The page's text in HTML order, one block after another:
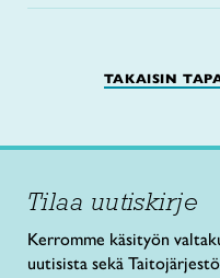
TAKAISIN
Tilaa uutiskirje
Kerromme käsityön
uutisista sekä